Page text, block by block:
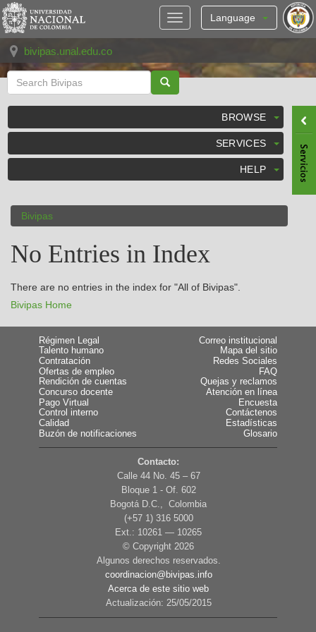
Skip
navigation
Language
bivipas.unal.edu.co
BROWSE
SERVICES
HELP
Bivipas
No Entries in Index
There are no entries in the index for "All of Bivipas".
Bivipas Home
Régimen Legal
Talento humano
Contratación
Ofertas de empleo
Rendición de cuentas
Concurso docente
Pago Virtual
Control interno
Calidad
Buzón de notificaciones
Correo institucional
Mapa del sitio
Redes Sociales
FAQ
Quejas y reclamos
Atención en línea
Encuesta
Contáctenos
Estadísticas
Glosario
Contacto:
Calle 44 No. 45 – 67
Bloque 1 - Of. 602
Bogotá D.C., Colombia
(+57 1) 316 5000
Ext.: 10261 — 10265
© Copyright 2026
Algunos derechos reservados.
coordinacion@bivipas.info
Acerca de este sitio web
Actualización: 25/05/2015